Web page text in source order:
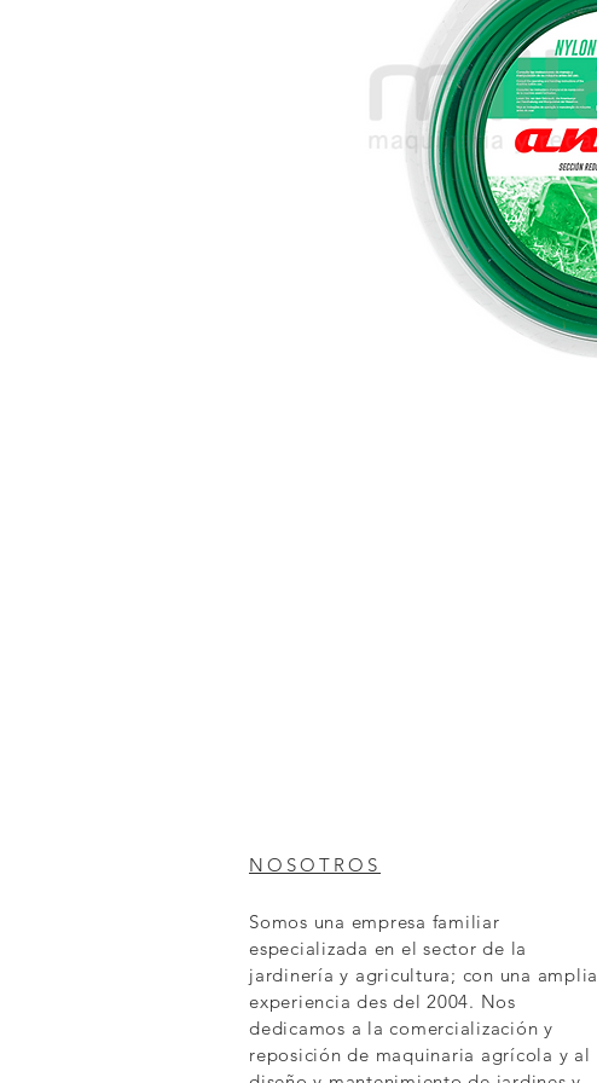
NOSOTROS
Somos una empresa familiar
especializada en el sector de la
jardinería y agricultura; con una amplia
experiencia des del 2004. Nos
dedicamos a la comercialización y
reposición de maquinaria agrícola y al